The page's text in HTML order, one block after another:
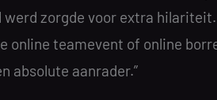
zorgde voor extra
online teamevent of online
absolute aanrader.”